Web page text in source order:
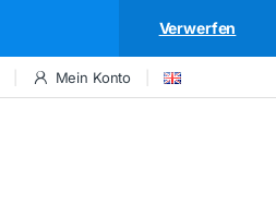
Verwerfen
Mein Konto